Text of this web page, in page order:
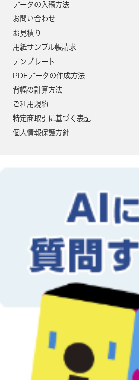
データの入稿方法
お問い合わせ
お見積り
用紙サンプル帳請求
テンプレート
PDFデータの作成方法
背幅の計算方法
ご利用規約
特定商取引に基づく表記
個人情報保護方針
当社
ンキ
源保
公式アカウント